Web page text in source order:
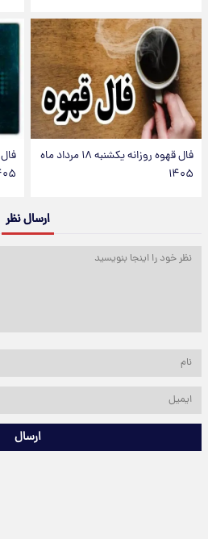
فال قهوه روزانه یکشنبه ۱۸ مرداد ماه
۱۴۰۵
۱۴۰۵
ارسال نظر
ارسال